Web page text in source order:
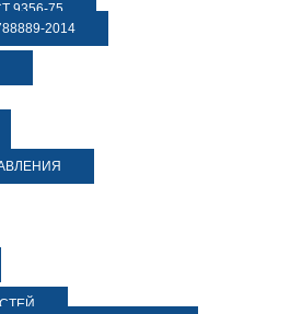
9356-75
2014